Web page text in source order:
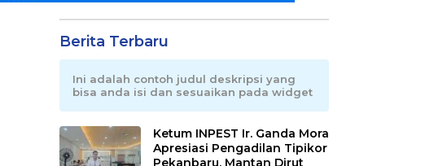
Berita Terbaru
Ini adalah contoh judul deskripsi yang
bisa anda isi dan sesuaikan pada widget
Ketum INPEST Ir. Ganda Mora
Apresiasi Pengadilan Tipikor
Pekanbaru, Mantan Dirut